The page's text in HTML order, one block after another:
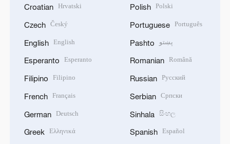
Croatian Hrvatski
Czech Český
English English
Esperanto Esperanto
Filipino Filipino
French Français
German Deutsch
Greek Ελληνικά
Polish Polski
Portuguese Português
Pashto پښتو
Romanian Română
Russian Русский
Serbian Српски
Sinhala සිංහල
Spanish Español